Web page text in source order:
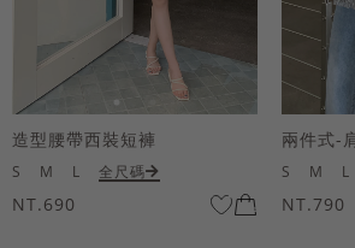
造型腰帶西裝短褲
S M L 全尺碼
NT.690
S M L
NT.790